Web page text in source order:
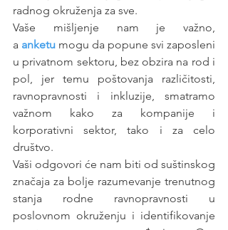
radnog okruženja za sve.
Vaše mišljenje nam je važno,
a anketu mogu da popune svi zaposleni
u privatnom sektoru, bez obzira na rod i
pol, jer temu poštovanja različitosti,
ravnopravnosti i inkluzije, smatramo
važnom kako za kompanije i
korporativni sektor, tako i za celo
društvo.
Vaši odgovori će nam biti od suštinskog
značaja za bolje razumevanje trenutnog
stanja rodne ravnopravnosti u
poslovnom okruženju i identifikovanje